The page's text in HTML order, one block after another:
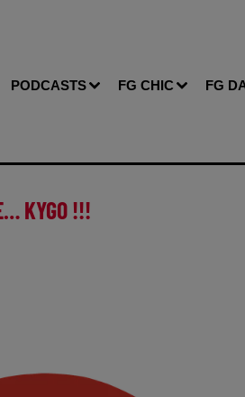
PODCASTS FG CHIC FG
KYGO !!!